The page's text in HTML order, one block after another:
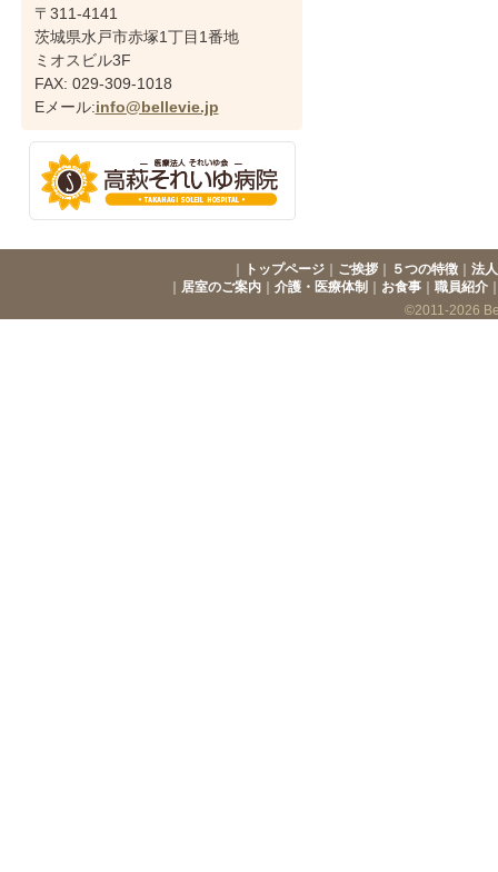
〒311-4141
茨城県水戸市赤塚1丁目1番地
ミオスビル3F
FAX: 029-309-1018
Eメール:info@bellevie.jp
トップページ ご挨拶 ５つの特徴
法
居室のご案内｜ 介護・医療体制 お食事｜ 職員紹介
©2011-2026